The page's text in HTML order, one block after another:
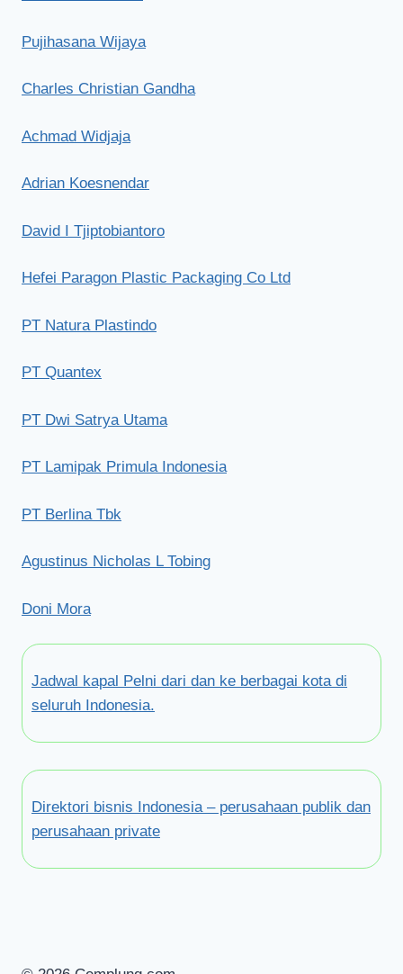
Pujihasana Wijaya
Charles Christian Gandha
Achmad Widjaja
Adrian Koesnendar
David I Tjiptobiantoro
Hefei Paragon Plastic Packaging Co Ltd
PT Natura Plastindo
PT Quantex
PT Dwi Satrya Utama
PT Lamipak Primula Indonesia
PT Berlina Tbk
Agustinus Nicholas L Tobing
Doni Mora
Jadwal kapal Pelni dari dan ke berbagai kota di
seluruh Indonesia.
Direktori bisnis Indonesia – perusahaan publik dan
perusahaan private